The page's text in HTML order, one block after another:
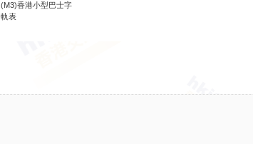
(M3)香港小型巴士字
軌表